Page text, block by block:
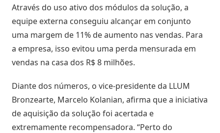
CRM
Gestão
de
Cadastro
de
Leads
Através do uso ativo dos módulos da solução, a
equipe externa conseguiu alcançar em conjunto
uma margem de 11% de aumento nas vendas. Para
a empresa, isso evitou uma perda mensurada em
vendas na casa dos R$ 8 milhões.
Diante dos números, o vice-presidente da LLUM
Bronzearte, Marcelo Kolanian, afirma que a iniciativa
de aquisição da solução foi acertada e
extremamente recompensadora. “Perto do